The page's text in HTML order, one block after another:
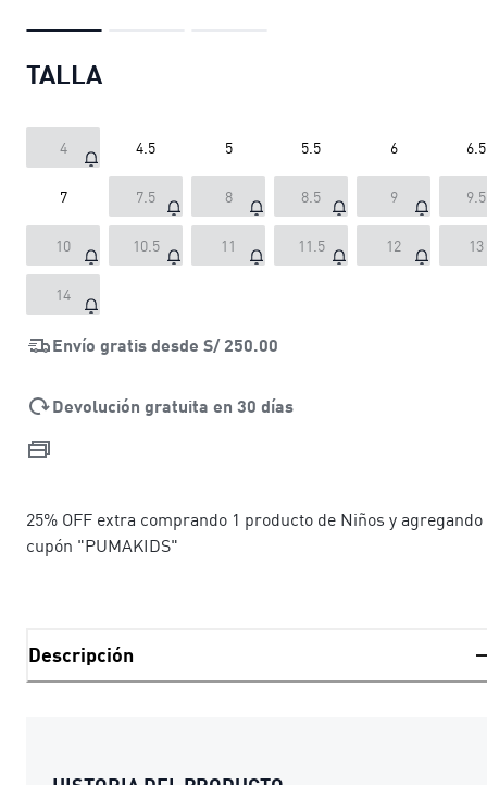
TALLA
4 4.5 5 5.5 6 6.5
7 7.5 8 8.5 9 9.5
10 10.5 11 11.5 12 13
14
Envío gratis desde S/ 250.00
Devolución gratuita en 30 días
25% OFF extra comprando 1 producto de Niños y
cupón "PUMAKIDS"
Descripción